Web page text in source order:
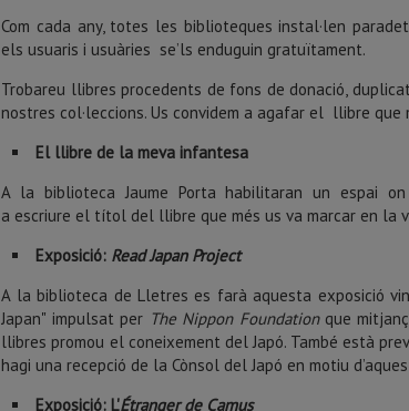
Com cada any, totes les biblioteques instal·len
els usuaris i usuàries se’ls enduguin gratuïtament.
Trobareu llibres procedents de fons de donació,
nostres col·leccions. Us convidem a agafar el llibre que
El llibre de la meva infantesa
A la biblioteca Jaume Porta habilitaran un espai
a escriure el títol del llibre que més us va marcar en la
Exposició: Read Japan Project
A la biblioteca de Lletres es farà aquesta exposició
Japan" impulsat per The Nippon Foundationque
llibres promou el coneixement del Japó. També està
hagi una recepció de la Cònsol del Japó en motiu
Exposició: L'Étranger de Camus